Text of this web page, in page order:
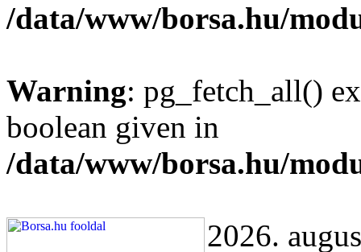
/data/www/borsa.hu/
Warning: pg_fetch_all()
boolean given in
/data/www/borsa.hu/
2026.